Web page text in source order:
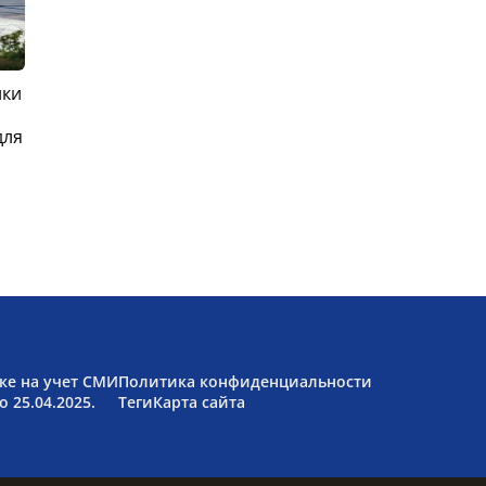
на учет СМИ
25.04.2025.
Политика конфиденциальности
ТегиКарта сайта